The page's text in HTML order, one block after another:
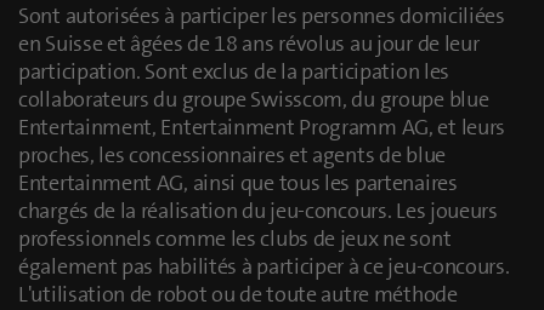
Sont autorisées à participer les personnes domiciliées
en Suisse et âgées de 18 ans révolus au jour de leur
participation. Sont exclus de la participation les
collaborateurs du groupe Swisscom, du groupe blue
Entertainment, Entertainment Programm AG, et leurs
proches, les concessionnaires et agents de blue
Entertainment AG, ainsi que tous les partenaires
chargés de la réalisation du jeu-concours. Les joueurs
professionnels comme les clubs de jeux ne sont
également pas habilités à participer à ce jeu-concours.
L'utilisation de robot ou de toute autre méthode